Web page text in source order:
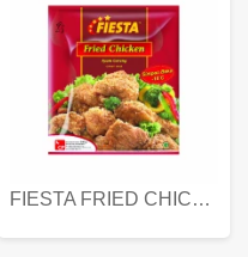
FIESTA FRIED CHICKEN 500 GR